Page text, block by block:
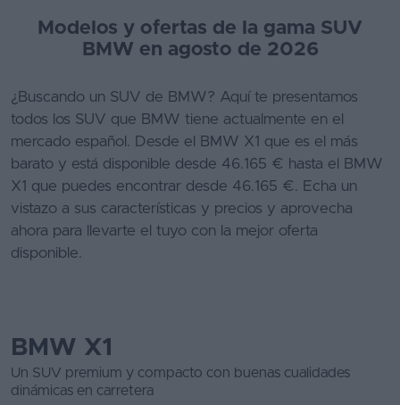
Stock
KM
0
Segunda
mano
Eléctricos
Asistente
Modelos y ofertas de la gama SUV
BMW en agosto de 2026
¿Buscando un SUV de BMW? Aquí te presentamos
todos los SUV que BMW tiene actualmente en el
mercado español. Desde el BMW X1 que es el más
barato y está disponible desde 46.165 € hasta el BMW
X1 que puedes encontrar desde 46.165 €. Echa un
vistazo a sus características y precios y aprovecha
ahora para llevarte el tuyo con la mejor oferta
disponible.
BMW X1
Un SUV premium y compacto con buenas cualidades
dinámicas en carretera